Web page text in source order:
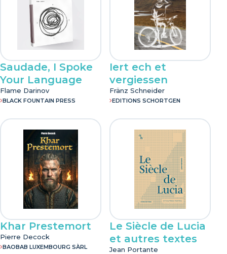
Saudade, I Spoke
Your Language
Flame Darinov
BLACK FOUNTAIN PRESS
Iert ech et
vergiessen
Fränz Schneider
EDITIONS SCHORTGEN
Khar Prestemort
Pierre Decock
BAOBAB LUXEMBOURG SÀRL
Le Siècle de Lucia
et autres textes
Jean Portante